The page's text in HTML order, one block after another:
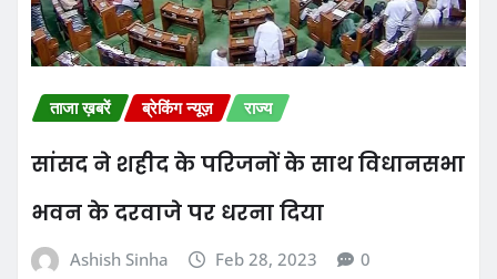
ताजा ख़बरें ब्रेकिंग न्यूज़ राज्य
सांसद ने शहीद के परिजनों के साथ विधानसभा
भवन के दरवाजे पर धरना दिया
Ashish Sinha Feb 28, 2023 0